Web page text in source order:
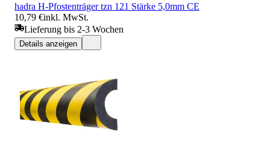
hadra H-Pfostenträger tzn 121 Stärke 5,0mm CE
10,79 €inkl. MwSt.
Lieferung bis 2-3 Wochen
Details anzeigen